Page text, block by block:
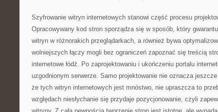
Szyfrowanie witryn internetowych stanowi część procesu
Opracowywany kod stron sporządza się w sposób, który
witryn w różnorakich przeglądarkach, a również bywa
wolniejszych łączy mogli bez ograniczeń zapoznać się treścią
internetowe łódź. Po zaprojektowaniu i ukończeniu portalu
uzgodnionym serwerze. Samo projektowanie nie oznacza
że tych witryn internetowych jest mnóstwo, nie upraszcza to
względach niesłychanie się przydaje pozycjonowanie, czyli